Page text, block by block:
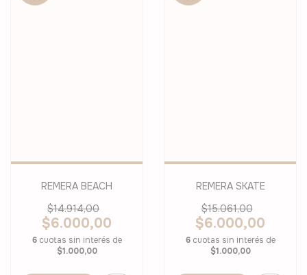
REMERA BEACH
$14.914,00
$6.000,00
6 cuotas sin interés de
$1.000,00
REMERA SKATE
$15.061,00
$6.000,00
6 cuotas sin interés de
$1.000,00